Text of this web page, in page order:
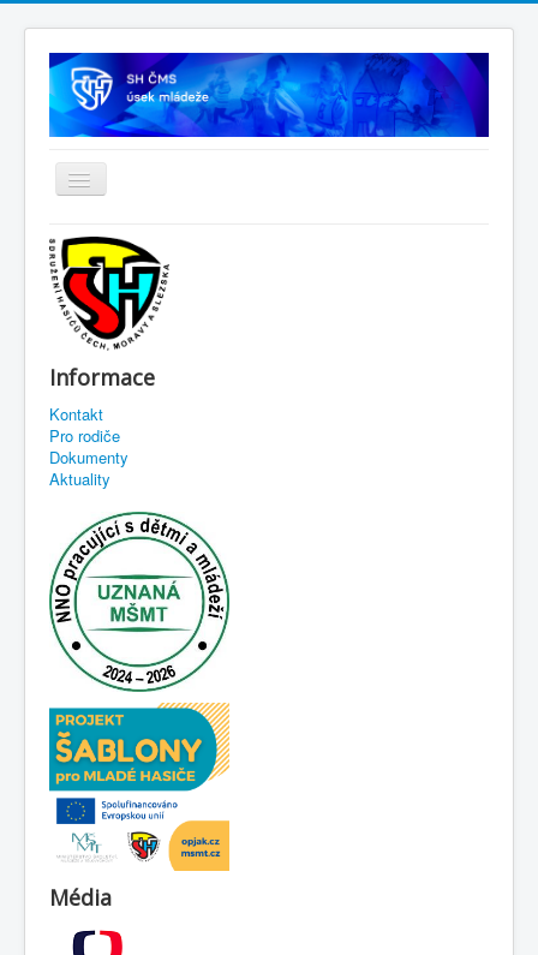
Informace
Kontakt
Pro rodiče
Dokumenty
Aktuality
Média